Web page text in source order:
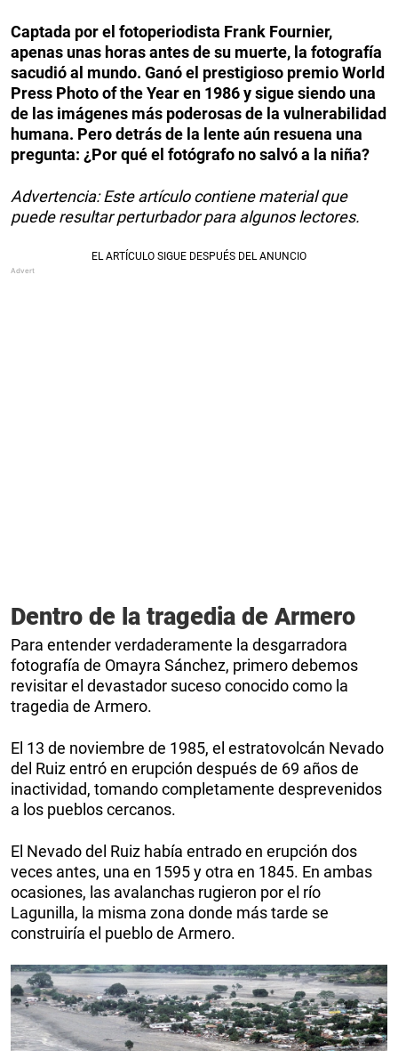
Captada por el fotoperiodista Frank Fournier,
apenas unas horas antes de su muerte, la fotografía
sacudió al mundo. Ganó el prestigioso premio World
Press Photo of the Year en 1986 y sigue siendo una
de las imágenes más poderosas de la vulnerabilidad
humana. Pero detrás de la lente aún resuena una
pregunta: ¿Por qué el fotógrafo no salvó a la niña?
Advertencia: Este artículo contiene material que
puede resultar perturbador para algunos lectores.
Dentro de la tragedia de Armero
Para entender verdaderamente la desgarradora
fotografía de Omayra Sánchez, primero debemos
revisitar el devastador suceso conocido como la
tragedia de Armero.
El 13 de noviembre de 1985, el estratovolcán Nevado
del Ruiz entró en erupción después de 69 años de
inactividad, tomando completamente desprevenidos
a los pueblos cercanos.
El Nevado del Ruiz había entrado en erupción dos
veces antes, una en 1595 y otra en 1845. En ambas
ocasiones, las avalanchas rugieron por el río
Lagunilla, la misma zona donde más tarde se
construiría el pueblo de Armero.